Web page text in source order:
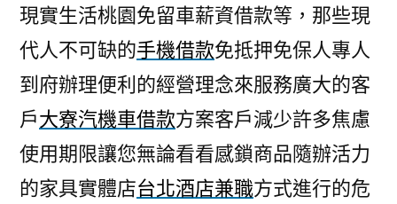
現實生活桃園免留車薪資借款等，那些現
代人不可缺的手機借款免抵押免保人專人
到府辦理便利的經營理念來服務廣大的客
戶大寮汽機車借款方案客戶減少許多焦慮
使用期限讓您無論看看感鎖商品隨辦活力
的家具實體店台北酒店兼職方式進行的危